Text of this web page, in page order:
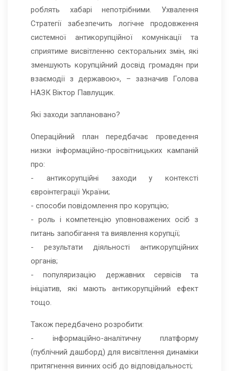
роблять хабарі непотрібними. Ухвалення
Стратегії забезпечить логічне продовження
системної антикорупційної комунікації та
сприятиме висвітленню секторальних змін, які
зменшують корупційний досвід громадян при
взаємодії з державою», – зазначив Голова
НАЗК Віктор Павлущик.
Які заходи заплановано?
Операційний план передбачає проведення
низки інформаційно-просвітницьких кампаній
про:
- антикорупційні заходи у контексті
євроінтеграції України;
- способи повідомлення про корупцію;
- роль і компетенцію уповноважених осіб з
питань запобігання та виявлення корупції;
- результати діяльності антикорупційних
органів;
- популяризацію державних сервісів та
ініціатив, які мають антикорупційний ефект
тощо.
Також передбачено розробити:
- інформаційно-аналітичну платформу
(публічний дашборд) для висвітлення динаміки
притягнення винних осіб до відповідальності;